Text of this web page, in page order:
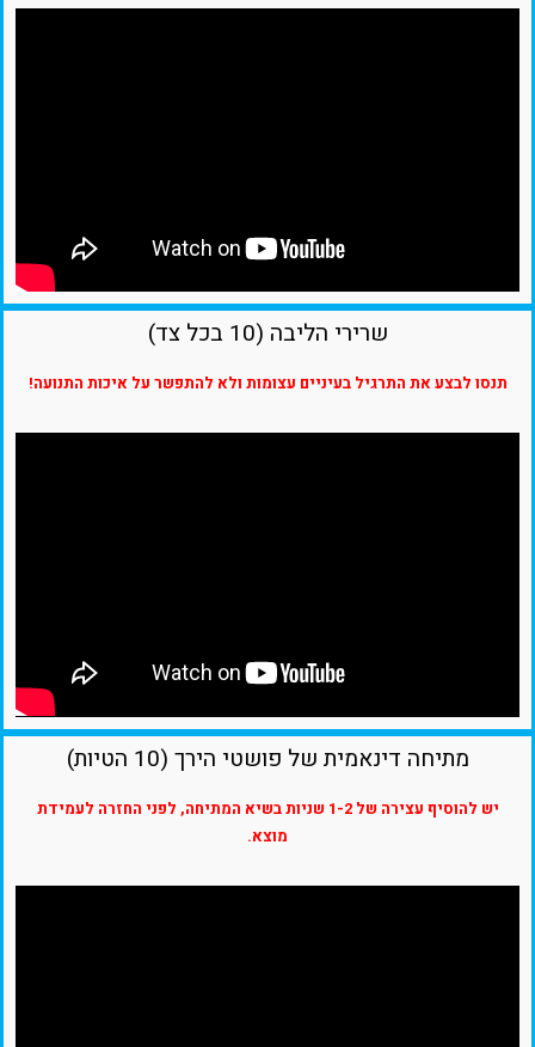
שרירי הליבה (10 בכל צד)
תנסו לבצע את התרגיל בעיניים עצומות ולא להתפשר על איכות התנועה!
מתיחה דינאמית של פושטי הירך (10 הטיות)
יש להוסיף עצירה של 1-2 שניות בשיא המתיחה, לפני החזרה לעמידת
מוצא.